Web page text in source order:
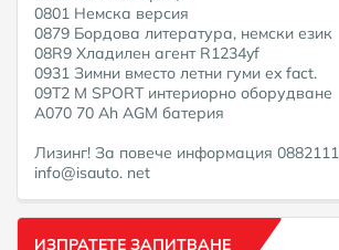
0801 Немска версия
0879 Бордова литература, немски език
08R9 Хладилен агент R1234yf
0931 Зимни вместо летни гуми ex fact.
09T2 M SPORT интериорно оборудване
A070 70 Ah AGM батерия
Лизинг! За повече информация
info@isauto. net
ИЗПРАТЕТЕ ЗАПИТВАНЕ